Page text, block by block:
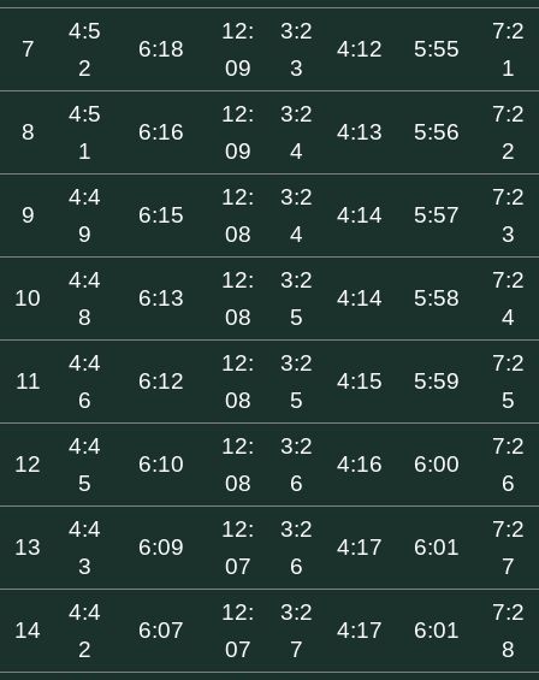
7
4:5
2
6:18
12:
09
3:2
3
4:12 5:55
7:2
1
8
4:5
1
6:16
12:
09
3:2
4
4:13 5:56
7:2
2
9
4:4
9
6:15
12:
08
3:2
4
4:14 5:57
7:2
3
10
4:4
8
6:13
12:
08
3:2
5
4:14 5:58
7:2
4
11
4:4
6
6:12
12:
08
3:2
5
4:15 5:59
7:2
5
12
4:4
5
6:10
12:
08
3:2
6
4:16 6:00
7:2
6
13
4:4
3
6:09
12:
07
3:2
6
4:17 6:01
7:2
7
14
4:4
2
6:07
12:
07
3:2
7
4:17 6:01
7:2
8